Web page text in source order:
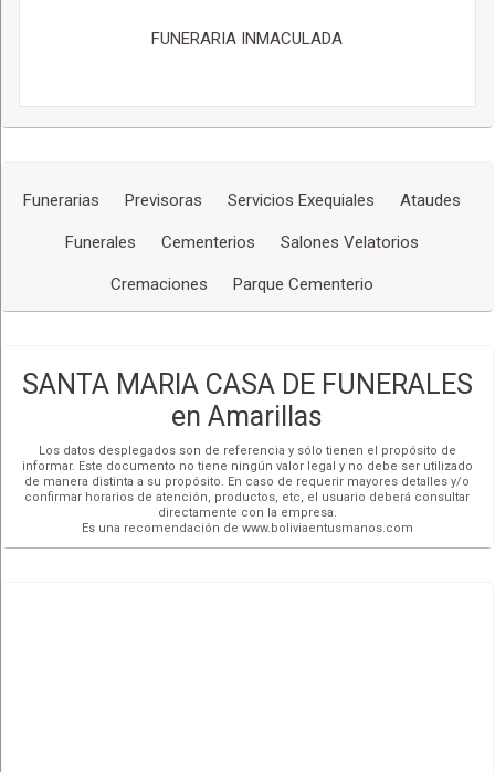
FUNERARIA INMACULADA
Funerarias Previsoras Servicios Exequiales Ataudes
Funerales Cementerios Salones Velatorios
Cremaciones Parque Cementerio
SANTA MARIA CASA DE FUNERALES
en Amarillas
Los datos desplegados son de referencia y sólo tienen el propósito de
informar. Este documento no tiene ningún valor legal y no debe ser utilizado
de manera distinta a su propósito. En caso de requerir mayores detalles y/o
confirmar horarios de atención, productos, etc, el usuario deberá consultar
directamente con la empresa.
Es una recomendación de www.boliviaentusmanos.com